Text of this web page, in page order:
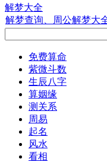
解梦大全
解梦查询、周公解梦大
免费算命
紫微斗数
生辰八字
算姻缘
测关系
周易
起名
风水
看相